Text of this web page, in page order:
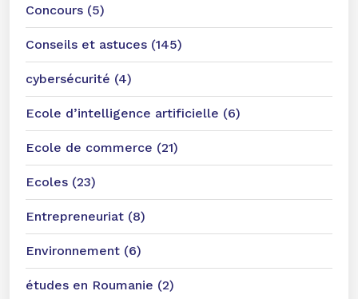
Concours (5)
Conseils et astuces (145)
cybersécurité (4)
Ecole d’intelligence artificielle (6)
Ecole de commerce (21)
Ecoles (23)
Entrepreneuriat (8)
Environnement (6)
études en Roumanie (2)